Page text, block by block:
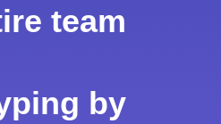
team
by